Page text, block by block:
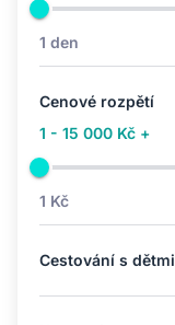
1 den
Cenové rozpětí
1 - 15 000 Kč +
1 Kč
Cestování s dětmi